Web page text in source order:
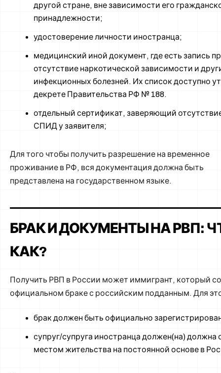
другой стране, вне зависимости его
принадлежности;
удостоверение личности иностранца;
медицинский иной документ, где есть запись
отсутствие наркотической зависимости и
инфекционных болезней. Их список доступно
декрете Правительства РФ № 188.
отдельный сертификат, заверяющий
СПИД у заявителя;
Для того чтобы получить разрешение на временное
проживание в РФ, вся документация должна быть
представлена на государственном языке.
БРАК И ДОКУМЕНТЫ НА РВП:
КАК?
Получить РВП в России может иммигрант, который
официальном браке с российским подданным. Для
брак должен быть официально
супруг/супруга иностранца должен(на) должна
местом жительства на постоянной основе в